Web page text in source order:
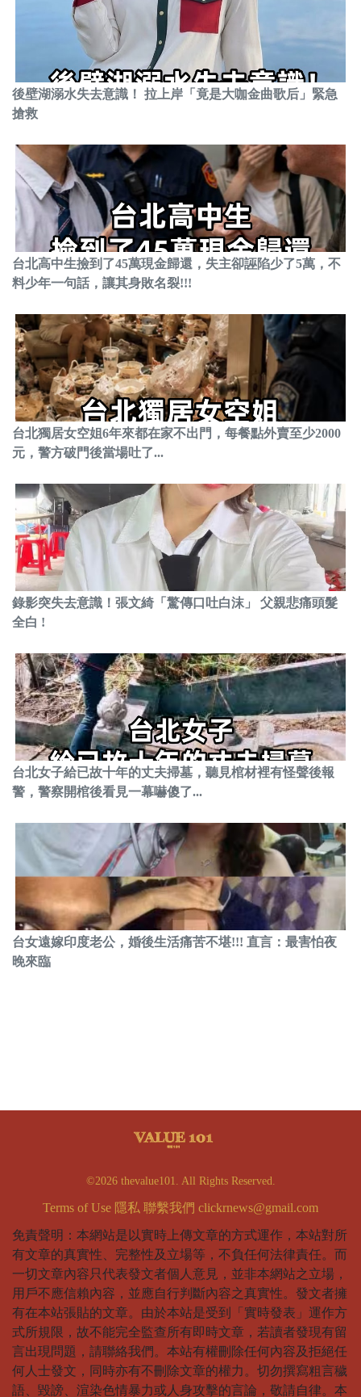
後壁湖溺水失去意識！ 拉上岸「竟是大咖金曲歌后」緊急
搶救
台北高中生撿到了45萬現金歸還，失主卻誣陷少了5萬，不
料少年一句話，讓其身敗名裂!!!
台北獨居女空姐6年來都在家不出門，每餐點外賣至少2000
元，警方破門後當場吐了...
錄影突失去意識！張文綺「驚傳口吐白沫」 父親悲痛頭髮
全白 !
台北女子給已故十年的丈夫掃墓，聽見棺材裡有怪聲後報
警，警察開棺後看見一幕嚇傻了...
台女遠嫁印度老公，婚後生活痛苦不堪!!! 直言：最害怕夜
晚來臨
©2026 thevalue101. All Rights Reserved.
Terms of Use 隱私 聯繫我們 clickrnews@gmail.com
免責聲明：本網站是以實時上傳文章的方式運作，本站對所
有文章的真實性、完整性及立場等，不負任何法律責任。而
一切文章內容只代表發文者個人意見，並非本網站之立場，
用戶不應信賴內容，並應自行判斷內容之真實性。發文者擁
有在本站張貼的文章。由於本站是受到「實時發表」運作方
式所規限，故不能完全監查所有即時文章，若讀者發現有留
言出現問題，請聯絡我們。本站有權刪除任何內容及拒絕任
何人士發文，同時亦有不刪除文章的權力。切勿撰寫粗言穢
語、毀謗、渲染色情暴力或人身攻擊的言論，敬請自律。本